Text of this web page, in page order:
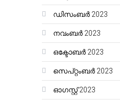
ഡിസംബർ 2023
നവംബർ 2023
ഒക്ടോബർ 2023
സെപ്റ്റംബർ 2023
ഓഗസ്റ്റ്‌ 2023